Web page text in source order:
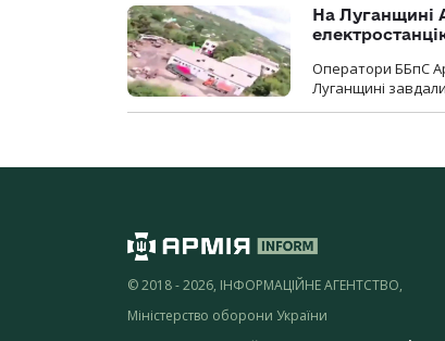
На Луганщині
Оператори ББпС
Луганщині завдали
© 2018 - 2026, ІНФОРМАЦІЙНЕ АГЕНТСТВО,
Міністерство оборони України